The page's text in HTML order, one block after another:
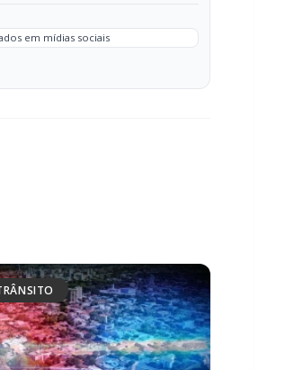
esposa e foge após ser
mensagens de traição no
Rondon